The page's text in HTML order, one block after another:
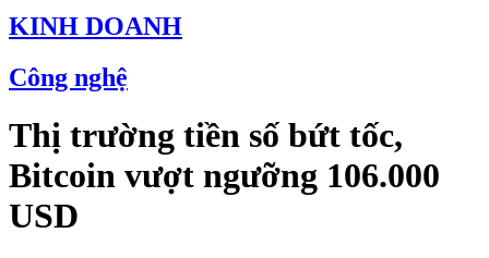
KINH DOANH
Công nghệ
Thị trường tiền số bứt tốc,
Bitcoin vượt ngưỡng 106.000
USD